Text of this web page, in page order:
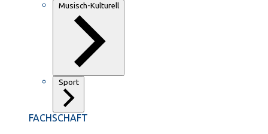
Musisch-Kulturell
Sport
FACHSCHAFT